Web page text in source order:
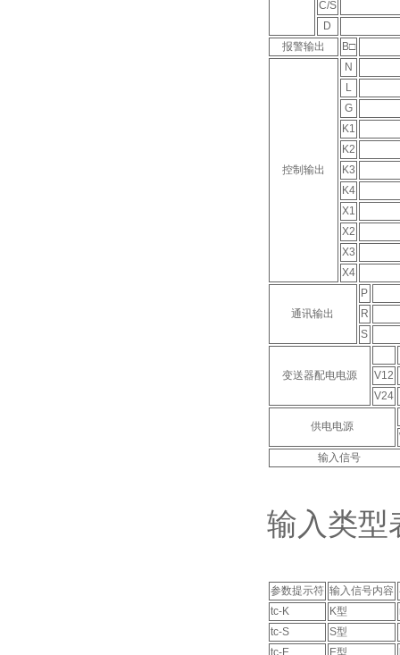
C/S
D
报警输出
B□
控制输出
N
L
G
K1
K2
K3
K4
X1
X2
X3
X4
通讯输出
P
R
S
变送器配电电源
V12
V24
供电电源
输入信号
输入类型
参数提示符 输入信号内容
tc-K
K型
tc-S
S型
tc-E
E型